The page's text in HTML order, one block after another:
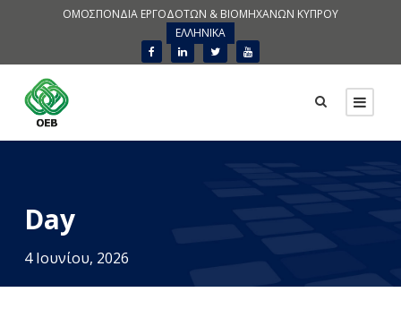
ΟΜΟΣΠΟΝΔΙΑ ΕΡΓΟΔΟΤΩΝ & ΒΙΟΜΗΧΑΝΩΝ ΚΥΠΡΟΥ
ΕΛΛΗΝΙΚΑ
Day
4 Ιουνίου, 2026